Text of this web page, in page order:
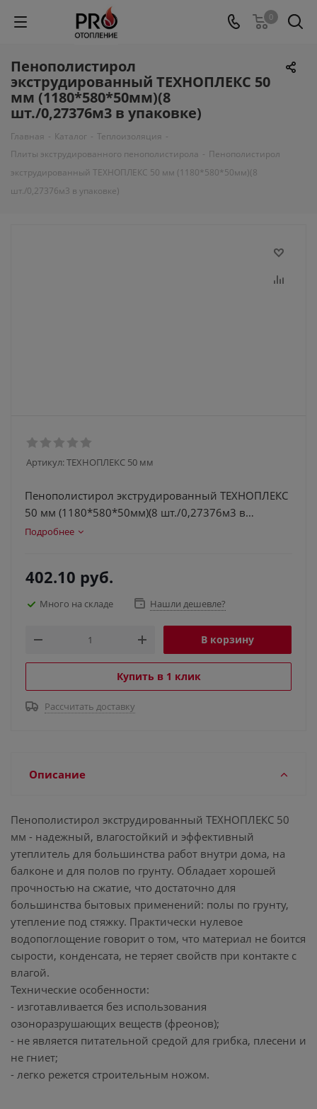
0
Пенополистирол
экструдированный ТЕХНОПЛЕКС 50
мм (1180*580*50мм)(8
шт./0,27376м3 в упаковке)
Главная - Каталог - Теплоизоляция -
Плиты экструдированного пенополистирола - Пенополистирол
экструдированный ТЕХНОПЛЕКС 50 мм (1180*580*50мм)(8
шт./0,27376м3 в упаковке)
Артикул:ТЕХНОПЛЕКС 50 мм
Пенополистирол экструдированный ТЕХНОПЛЕКС
50 мм (1180*580*50мм)(8 шт./0,27376м3 в
упаковке)
Подробнее
402.10 руб.
Много на складе Нашли дешевле?
В корзину
Купить в 1 клик
Рассчитать доставку
Описание
Пенополистирол экструдированный ТЕХНОПЛЕКС 50
мм - надежный, влагостойкий и эффективный
утеплитель для большинства работ внутри дома, на
балконе и для полов по грунту. Обладает хорошей
прочностью на сжатие, что достаточно для
большинства бытовых применений: полы по грунту,
утепление под стяжку. Практически нулевое
водопоглощение говорит о том, что материал не боится
сырости, конденсата, не теряет свойств при контакте с
влагой.
Технические особенности:
- изготавливается без использования
озоноразрушающих веществ (фреонов);
- не является питательной средой для грибка, плесени и
не гниет;
- легко режется строительным ножом.